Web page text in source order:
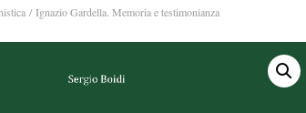
/ Ignazio Gardella. Memoria e testimonianza